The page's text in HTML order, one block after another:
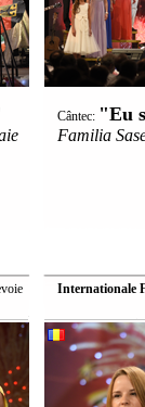
Cântec: "Eu
Familia
Internationale